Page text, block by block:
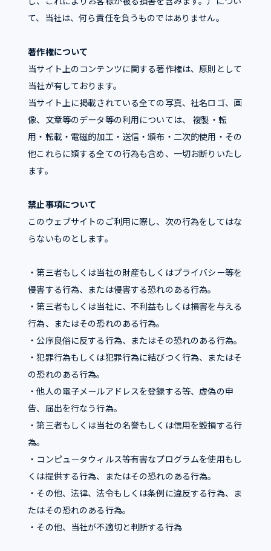
て、当社は、何ら責任を負うものではありません。
著作権について
当サイト上のコンテンツに関する著作権は、原則として
当社が有しております。
当サイト上に掲載されている全ての写真、社名ロゴ、画
像、文章等のデータ等の利用については、 複製・転
用・転載・電磁的加工・送信・頒布・二次的使用・その
他これらに類する全ての行為も含め、一切お断りいたし
ます。
禁止事項について
このウェブサイトのご利用に際し、次の行為をしてはな
らないものとします。
・第三者もしくは当社の財産もしくはプライバシー等を
侵害する行為、または侵害する恐れのある行為。
・第三者もしくは当社に、不利益もしくは損害を与える
行為、またはその恐れのある行為。
・公序良俗に反する行為、またはその恐れのある行為。
・犯罪行為もしくは犯罪行為に結びつく行為、またはそ
の恐れのある行為。
・他人の電子メールアドレスを登録する等、虚偽の申
告、届出を行なう行為。
・第三者もしくは当社の名誉もしくは信用を毀損する行
為。
・コンピュータウィルス等有害なプログラムを使用もし
くは提供する行為、またはその恐れのある行為。
・その他、法律、法令もしくは条例に違反する行為、ま
たはその恐れのある行為。
・その他、当社が不適切と判断する行為